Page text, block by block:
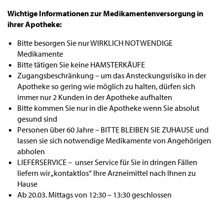
Wichtige Informationen zur Medikamentenversorgung in
ihrer Apotheke:
Bitte besorgen Sie nur WIRKLICH NOTWENDIGE
Medikamente
Bitte tätigen Sie keine HAMSTERKÄUFE
Zugangsbeschränkung – um das Ansteckungsrisiko in der
Apotheke so gering wie möglich zu halten, dürfen sich
immer nur 2 Kunden in der Apotheke aufhalten
Bitte kommen Sie nur in die Apotheke wenn Sie absolut
gesund sind
Personen über 60 Jahre – BITTE BLEIBEN SIE ZUHAUSE und
lassen sie sich notwendige Medikamente von Angehörigen
abholen
LIEFERSERVICE – unser Service für Sie in dringen Fällen
liefern wir „kontaktlos“ Ihre Arzneimittel nach Ihnen zu
Hause
Ab 20.03. Mittags von 12:30 – 13:30 geschlossen